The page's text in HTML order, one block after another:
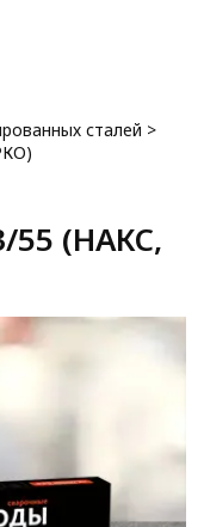
сталей >
55 (НАКС,